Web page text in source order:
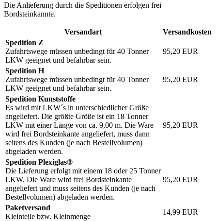
Die Anlieferung durch die Speditionen erfolgen frei
Bordsteinkannte.
Versandart
Versandkosten
Spedition Z
Zufahrtswege müssen unbedingt für 40 Tonner
LKW geeignet und befahrbar sein.
95,20 EUR
Spedition H
Zufahrtswege müssen unbedingt für 40 Tonner
LKW geeignet und befahrbar sein.
95,20 EUR
Spedition Kunststoffe
Es wird mit LKW´s in unterschiedlicher Größe
angeliefert. Die größte Größe ist ein 18 Tonner
LKW mit einer Länge von ca. 9,00 m. Die Ware
wird frei Bordsteinkante angeliefert, muss dann
seitens des Kunden (je nach Bestellvolumen)
abgeladen werden.
95,20 EUR
Spedition Plexiglas®
Die Lieferung erfolgt mit einem 18 oder 25 Tonner
LKW. Die Ware wird frei Bordsteinkante
angeliefert und muss seitens des Kunden (je nach
Bestellvolumen) abgeladen werden.
95,20 EUR
Paketversand
Kleinteile bzw. Kleinmenge
14,99 EUR